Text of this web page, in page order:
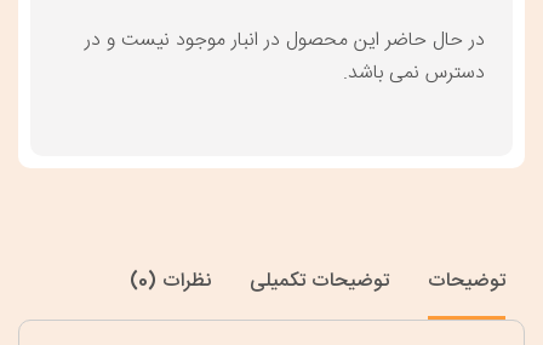
در حال حاضر این محصول در انبار موجود نیست و در
دسترس نمی باشد.
توضیحات توضیحات تکمیلی نظرات (0)